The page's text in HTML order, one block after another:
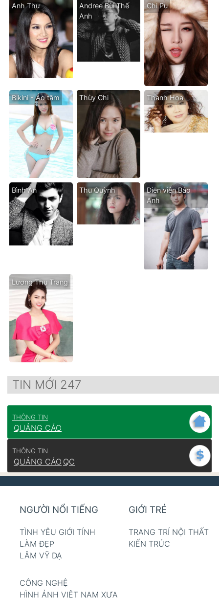
Anh Thư
Andree Bùi Thế
Anh
Chi Pu
Bikini - Áo tăm Thùy Chi Thanh Hoa
Bình An Thu Quỳnh
Diễn viên Bảo
Anh
Lương Thu Trang
TIN MỚI 247
THÔNG TIN
QUẢNG CÁO
THÔNG TIN
QUẢNG CÁO QC
NGƯỜI NỔI TIẾNG
TÌNH YÊU GIỚI TÍNH
LÀM ĐẸP
LÂM VỸ DẠ
GIỚI TRẺ
TRANG TRÍ NỘI THẤT
KIẾN TRÚC
CÔNG NGHỆ
HÌNH ẢNH VIỆT NAM XƯA